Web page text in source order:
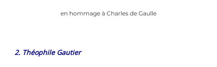
en hommage à Charles de Gaulle
2. Théophile Gautier